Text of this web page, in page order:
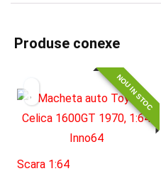
Produse conexe
NOU IN STOC
Scara 1:64